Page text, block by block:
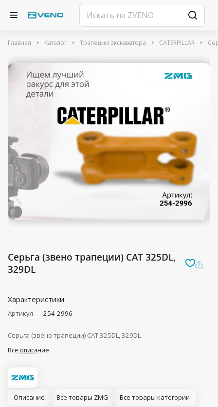
Главная Каталог Трапеции экскаватора CATERPILLAR
Серьга (звено трапеции) CAT 325DL,
329DL
Характеристики
Артикул — 254-2996
Серьга (звено трапеции) CAT 325DL, 329DL
Все описание
Описание Все товары ZMG Все товары категории